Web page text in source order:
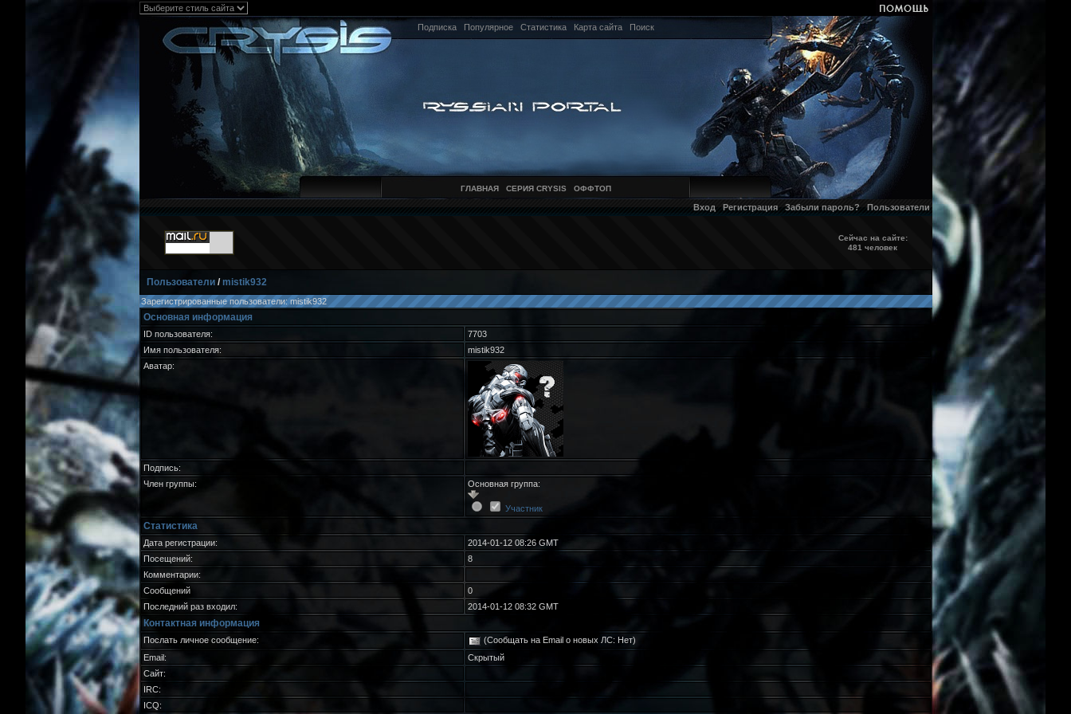
Подписка Популярное Статистика Карта сайта Поиск
ГЛАВНАЯ СЕРИЯ CRYSIS ОФФТОП
Вход Регистрация Забыли пароль? Пользователи
Сейчас на сайте:
481 человек
Пользователи/mistik932
Зарегистрированные пользователи: mistik932
Основная информация
ID пользователя:
7703
Имя пользователя:
mistik932
Аватар:
Подпись:
Член группы:
Основная группа:
Участник
Статистика
Дата регистрации:
2014-01-12 08:26 GMT
Посещений:
8
Комментарии:
Сообщений
0
Последний раз входил:
2014-01-12 08:32 GMT
Контактная информация
Послать личное сообщение:
(Сообщать на Email о новых ЛС: Нет)
Email:
Скрытый
Сайт:
IRC:
ICQ: